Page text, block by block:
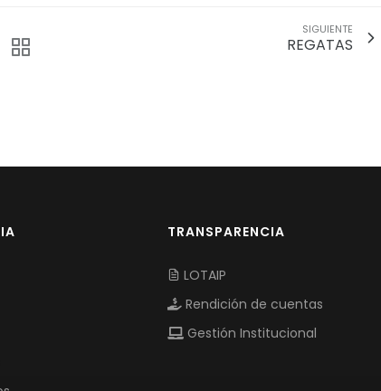
SIGUIENTE
REGATAS
TRANSPARENCIA
LOTAIP
Rendición de cuentas
Gestión Institucional